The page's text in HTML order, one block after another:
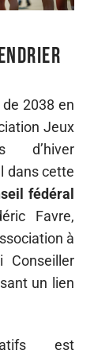
2038 en
Jeux
d’hiver
dans cette
fédéral
Favre,
à
un lien
est